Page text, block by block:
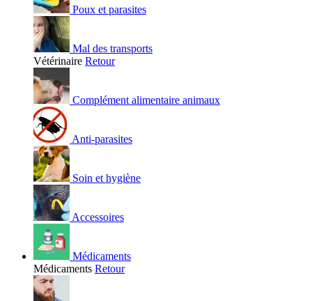
Poux et parasites
Mal des transports
Vétérinaire Retour
Complément alimentaire animaux
Anti-parasites
Soin et hygiène
Accessoires
Médicaments
Médicaments Retour